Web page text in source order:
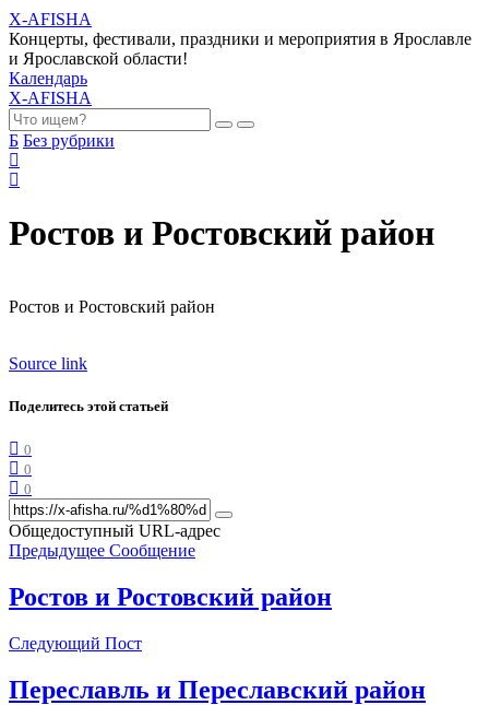
X-AFISHA
Концерты, фестивали, праздники и мероприятия в Ярославле
и Ярославской области!
Календарь
X-AFISHA
Б Без рубрики
Ростов и Ростовский район
Ростов и Ростовский район
Source link
Поделитесь этой статьей
0
0
0
Общедоступный URL-адрес
Предыдущее Сообщение
Ростов и Ростовский район
Следующий Пост
Переславль и Переславский район